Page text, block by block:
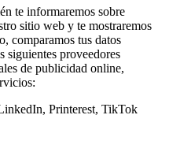
te informaremos sobre
sitio web y te mostraremos
comparamos tus datos
siguientes proveedores
de publicidad online,
Printerest, TikTok